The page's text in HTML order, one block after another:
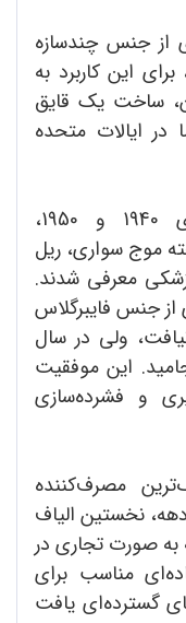
از جنس چندسازه
این کاربرد به
ساخت یک قایق
در ایالات متحده
با ادامه پژوهش‌ها در دهه‌های 1940 و 1950،
موج سواری، ریل
معرفی شدند.
از جنس فایبرگلاس
ولی در سال
این موفقیت
و فشرده‌سازی
بزرگ‌ترین مصرف‌کننده
نخستین الیاف
به صورت تجاری در
مناسب برای
گسترده‌ای یافت